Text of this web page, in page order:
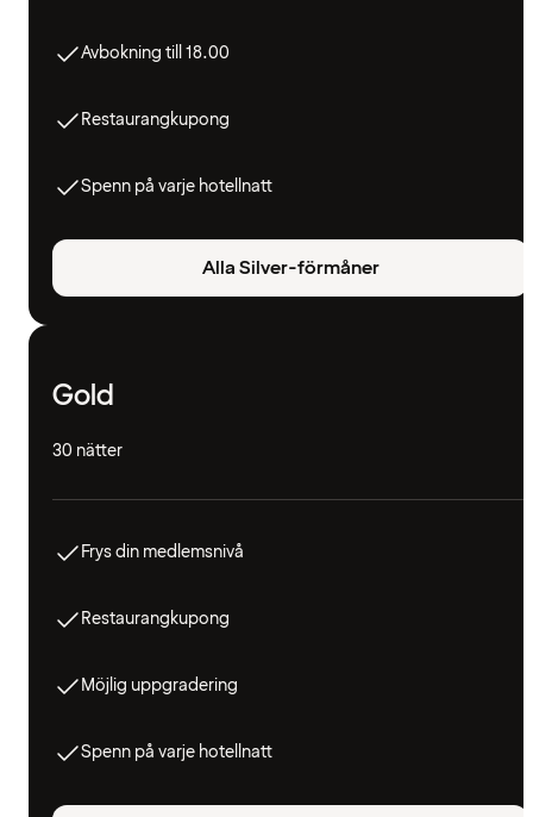
Avbokning till 18.00
Restaurangkupong
Spenn på varje hotellnatt
Alla Silver-förmåner
Gold
30 nätter
Frys din medlemsnivå
Restaurangkupong
Möjlig uppgradering
Spenn på varje hotellnatt